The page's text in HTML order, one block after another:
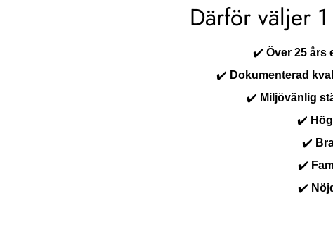
Därför väljer
✔️ Över 25 års
✔️ Dokumenterad
✔️ Miljövänlig
✔️
✔️
✔️
✔️